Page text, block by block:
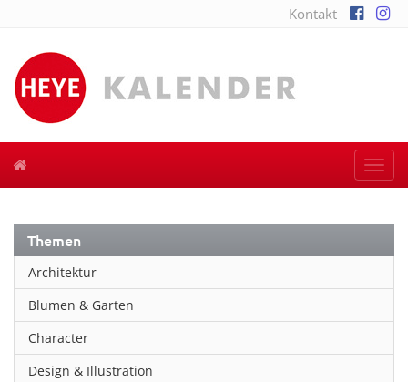
Kontakt
Themen
Architektur
Blumen & Garten
Character
Design & Illustration